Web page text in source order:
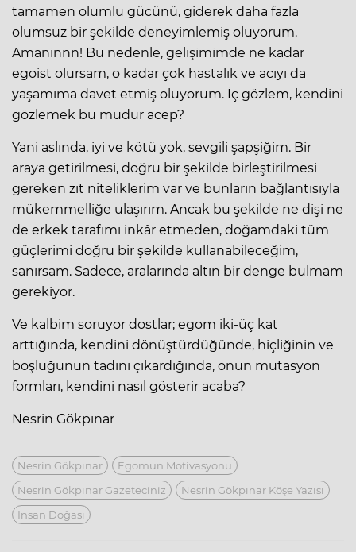
tamamen olumlu gücünü, giderek daha fazla
olumsuz bir şekilde deneyimlemiş oluyorum.
Amaninnn! Bu nedenle, gelişimimde ne kadar
egoist olursam, o kadar çok hastalık ve acıyı da
yaşamıma davet etmiş oluyorum. İç gözlem, kendini
gözlemek bu mudur acep?
Yani aslında, iyi ve kötü yok, sevgili şapşiğim. Bir
araya getirilmesi, doğru bir şekilde birleştirilmesi
gereken zıt niteliklerim var ve bunların bağlantısıyla
mükemmelliğe ulaşırım. Ancak bu şekilde ne dişi ne
de erkek tarafımı inkâr etmeden, doğamdaki tüm
güçlerimi doğru bir şekilde kullanabileceğim,
sanırsam. Sadece, aralarında altın bir denge bulmam
gerekiyor.
Ve kalbim soruyor dostlar; egom iki-üç kat
arttığında, kendini dönüştürdüğünde, hiçliğinin ve
boşluğunun tadını çıkardığında, onun mutasyon
formları, kendini nasıl gösterir acaba?
Nesrin Gökpınar
Nesrin Gökpınar
Egomun Motivasyonu
Nesrin Gökpınar Gazeteciniz
Nesrin Gökpınar Köşe Yazısı
Insan Doğası